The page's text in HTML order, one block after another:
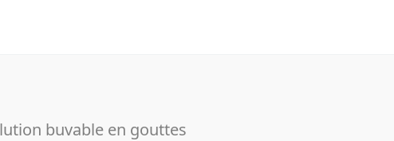
buvable en gouttes